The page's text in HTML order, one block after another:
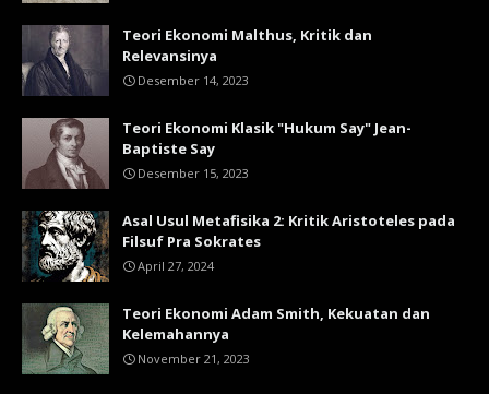
Teori Ekonomi Malthus, Kritik dan
Relevansinya
Desember 14, 2023
Teori Ekonomi Klasik "Hukum Say" Jean-
Baptiste Say
Desember 15, 2023
Asal Usul Metafisika 2: Kritik Aristoteles pada
Filsuf Pra Sokrates
April 27, 2024
Teori Ekonomi Adam Smith, Kekuatan dan
Kelemahannya
November 21, 2023